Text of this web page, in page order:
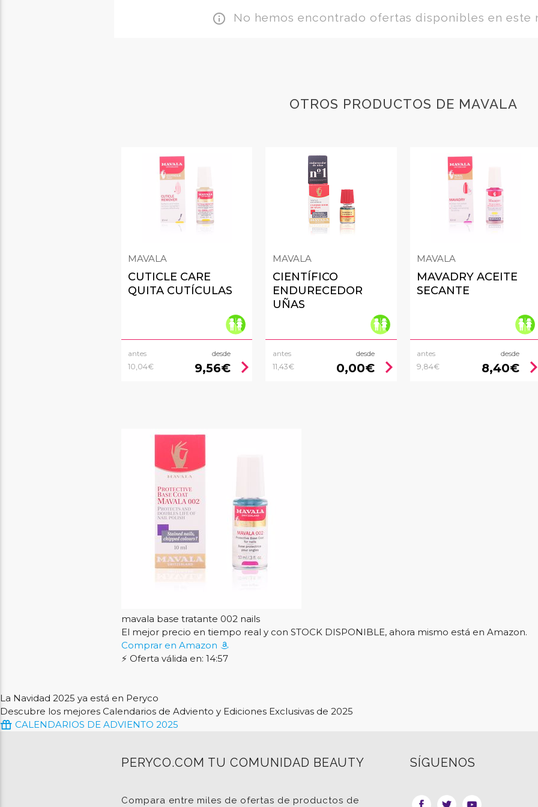
info_outline No hemos encontrado ofertas disponibles en este
OTROS PRODUCTOS DE MAVALA
MAVALA
CUTICLE CARE
QUITA CUTÍCULAS
antes
10,04€
desde
9,56€ chevron_right
MAVALA
CIENTÍFICO
ENDURECEDOR
UÑAS
antes
11,43€
desde
0,00€ chevron_right
MAVALA
MAVADRY ACEITE
SECANTE
antes
9,84€
desde
8,40€
mavala base tratante 002 nails
El mejor precio en tiempo real y con STOCK DISPONIBLE, ahora mismo está en Amazon.
Comprar en Amazon
⚡ Oferta válida en: 14:56
La Navidad 2025 ya está en Peryco
Descubre los mejores Calendarios de Adviento y Ediciones Exclusivas de 2025
CALENDARIOS DE ADVIENTO 2025
PERYCO.COM TU COMUNIDAD BEAUTY
Compara entre miles de ofertas de productos de
SÍGUENOS